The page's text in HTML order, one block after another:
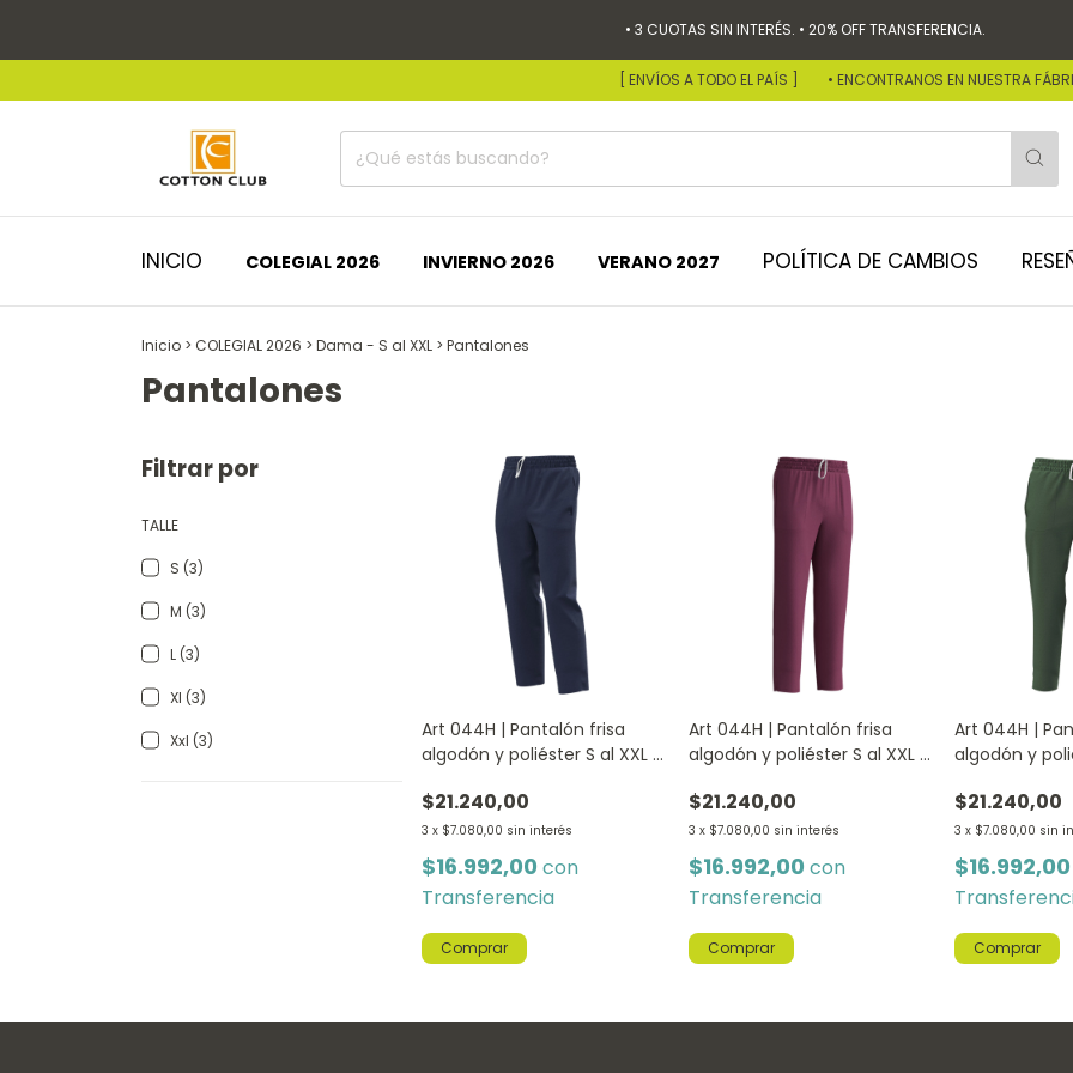
• 3 CUOTAS SIN INTERÉS. • 20% OFF TRANSFERENCIA.
[ ENVÍOS A TODO EL PAÍS ] • ENCONTRANOS EN NUESTRA
INICIO COLEGIAL 2026 INVIERNO 2026 POLÍTICA DE CAMBIOS
Inicio > COLEGIAL 2026 > Dama - S al XXL > Pantalones
Pantalones
Filtrar por
TALLE
S (3)
M (3)
L (3)
Xl (3)
Xxl (3)
Art 044H | Pantalón frisa
algodón y poliéster S al XXL -
$21.240,00
3 x $7.080,00 sin interés
$16.992,00con
Transferencia
Comprar
Art 044H | Pantalón frisa
algodón y poliéster S al XXL -
$21.240,00
3 x $7.080,00 sin interés
$16.992,00 con
Transferencia
Comprar
Art 044H |
algodón y
$21.240,00
3 x $7.080,00 sin
Comprar